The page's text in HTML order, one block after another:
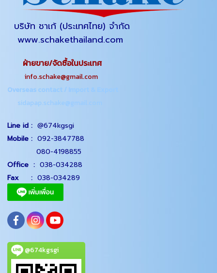
บริษัท ชาเก้ (ประเทศไทย) จำกัด
www.schakethailand.com
ฝ่ายขาย/จัดซื้อในประเทศ
info.schake@gmail.com
Overseas contact / Import & Export
sidapap.schake@gmail.com
Line id : @674kgsgi
Mobile : 092-3847788
080-4198855
Office : 038-034288
Fax : 038-034289
@674kgsgi